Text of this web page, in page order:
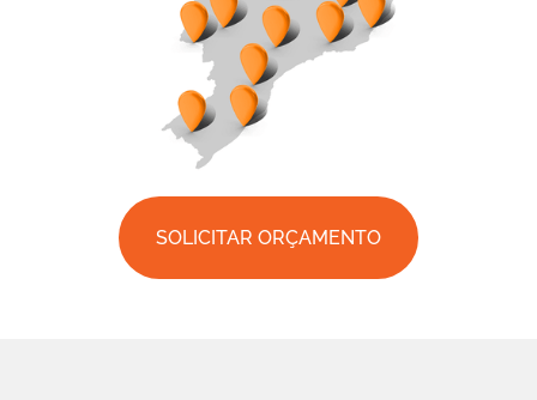
SOLICITAR ORÇAMENTO